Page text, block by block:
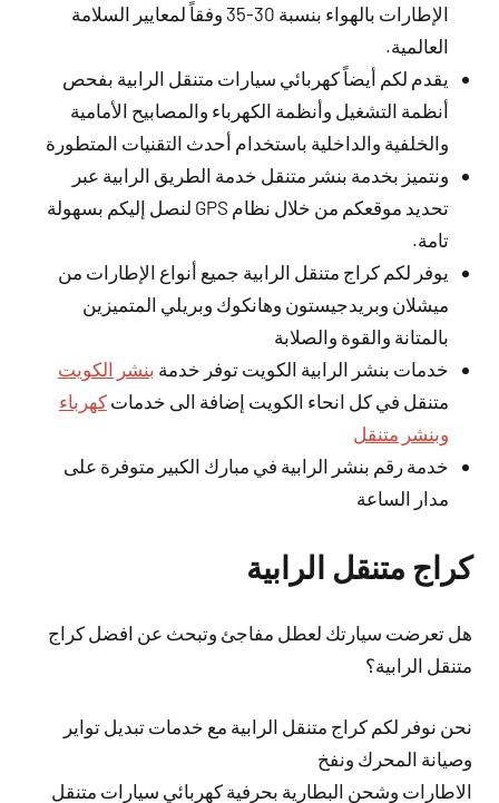
الإطارات بالهواء بنسبة 30-35 وفقاً لمعايير السلامة
العالمية.
يقدم لكم أيضاً كهربائي سيارات متنقل الرابية بفحص
أنظمة التشغيل وأنظمة الكهرباء والمصابيح الأمامية
والخلفية والداخلية باستخدام أحدث التقنيات المتطورة
ونتميز بخدمة بنشر متنقل خدمة الطريق الرابية عبر
تحديد موقعكم من خلال نظام GPS لنصل إليكم بسهولة
تامة.
يوفر لكم كراج متنقل الرابية جميع أنواع الإطارات من
ميشلان وبريدجيستون وهانكوك وبريلي المتميزين
بالمتانة والقوة والصلابة
خدمات بنشر الرابية الكويت توفر خدمة بنشر الكويت
متنقل في كل انحاء الكويت إضافة الى خدماتكهرباء
وبنشر متنقل
خدمة رقم بنشر الرابية في مبارك الكبير متوفرة على
مدار الساعة
كراج متنقل الرابية
هل تعرضت سيارتك لعطل مفاجئ وتبحث عن افضل كراج
متنقل الرابية؟
نحن نوفر لكم كراج متنقل الرابية مع خدمات تبديل تواير
وصيانة المحرك ونفخ
الاطارات وشحن البطارية بحرفية كهربائي سيارات متنقل